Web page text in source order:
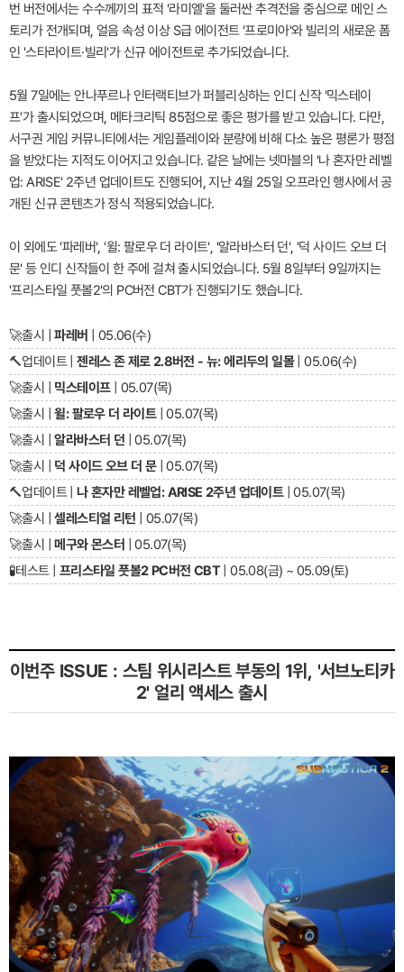
번 버전에서는 수수께끼의 표적 '라미엘'을 둘러싼 추격전을 중심으로 메인 스
토리가 전개되며, 얼음 속성 이상 S급 에이전트 '프로미아'와 빌리의 새로운 폼
인 '스타라이트·빌리'가 신규 에이전트로 추가되었습니다.
5월 7일에는 안나푸르나 인터랙티브가 퍼블리싱하는 인디 신작 '믹스테이
프'가 출시되었으며, 메타크리틱 85점으로 좋은 평가를 받고 있습니다. 다만,
서구권 게임 커뮤니티에서는 게임플레이와 분량에 비해 다소 높은 평론가 평점
을 받았다는 지적도 이어지고 있습니다. 같은 날에는 넷마블의 '나 혼자만 레벨
업: ARISE' 2주년 업데이트도 진행되어, 지난 4월 25일 오프라인 행사에서 공
개된 신규 콘텐츠가 정식 적용되었습니다.
이 외에도 '파레버', '윌: 팔로우 더 라이트', '알라바스터 던', '덕 사이드 오브 더
문' 등 인디 신작들이 한 주에 걸쳐 출시되었습니다. 5월 8일부터 9일까지는
'프리스타일 풋볼2'의 PC버전 CBT가 진행되기도 했습니다.
🚀출시 |파레버
| 05.06(수)
🔨업데이트 |젠레스 존 제로 2.8버전 - 뉴: 에리두의 일몰| 05.06(수)
🚀출시 | 믹스테이프| 05.07(목)
🚀출시 |윌: 팔로우 더 라이트| 05.07(목)
🚀출시 |알라바스터 던 | 05.07(목)
🚀출시 | 덕 사이드 오브 더 문| 05.07(목)
🔨업데이트 |나 혼자만 레벨업: ARISE 2주년 업데이트| 05.07(목)
🚀출시 |셀레스티얼 리턴 | 05.07(목)
🚀출시 |메구와 몬스터
| 05.07(목)
🧪테스트 | 프리스타일 풋볼2 PC버전 CBT| 05.08(금) ~ 05.09(토)
이번주 ISSUE : 스팀 위시리스트 부동의 1위, '서브노티카
2' 얼리 액세스 출시